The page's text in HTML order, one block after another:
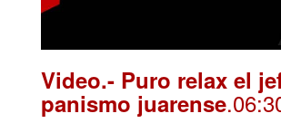
Video.- Puro relax el
panismo juarense